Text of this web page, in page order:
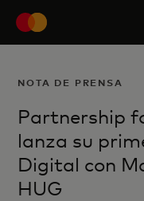
NOTA DE PRENSA
Partnership
lanza su
Digital con
HUG